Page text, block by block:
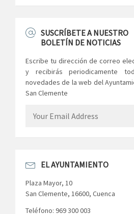
SUSCRÍBETE A NUESTRO
BOLETÍN DE NOTICIAS
Escribe tu dirección de correo
y recibirás periodicamente
novedades de la web del
San Clemente
EL AYUNTAMIENTO
Plaza Mayor, 10
San Clemente, 16600, Cuenca
Teléfono: 969 300 003